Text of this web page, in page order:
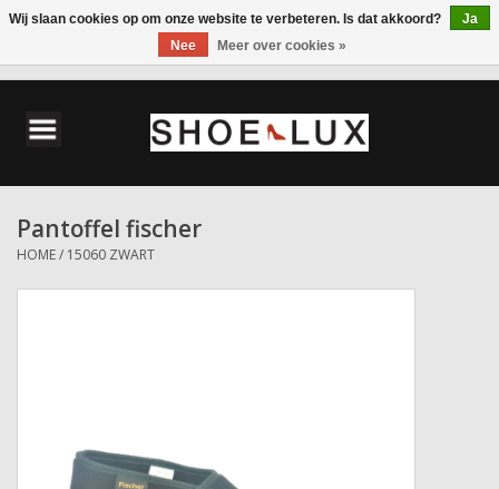
Herenschoenen
Accessoires
Pantoffel fischer
HOME/ 15060 ZWART
Wij slaan cookies op om onze website te verbeteren. Is dat akkoord?
Ja
Nee
Meer over cookies »